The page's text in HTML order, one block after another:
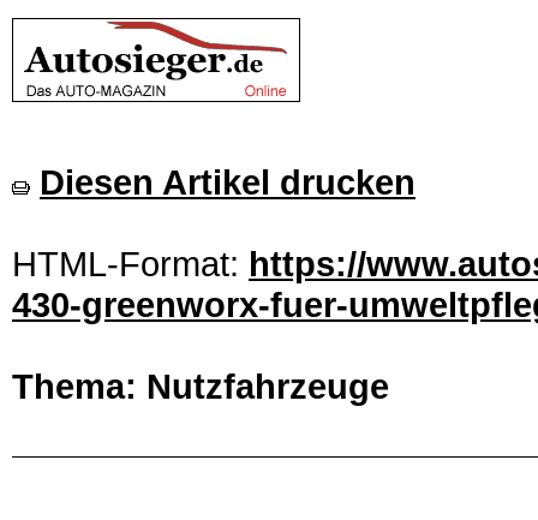
Diesen Artikel drucken
HTML-Format: https://
430-greenworx-fuer-
Thema: Nutzfahrzeuge